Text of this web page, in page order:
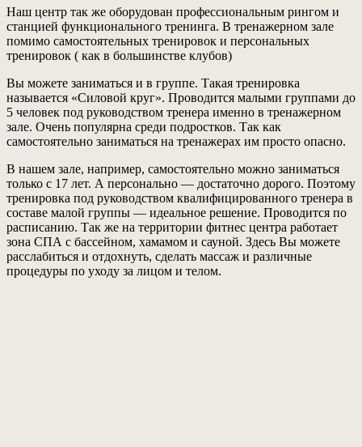
Наш центр так же оборудован профессиональным рингом и
станцией функционального тренинга. В тренажерном зале
помимо самостоятельных тренировок и персональных
тренировок ( как в большинстве клубов)
Вы можете заниматься и в группе. Такая тренировка
называется «Силовой круг». Проводится малыми группами до
5 человек под руководством тренера именно в тренажерном
зале. Очень популярна среди подростков. Так как
самостоятельно заниматься на тренажерах им просто опасно.
В нашем зале, например, самостоятельно можно заниматься
только с 17 лет. А персонально — достаточно дорого. Поэтому
тренировка под руководством квалифицированного тренера в
составе малой группы — идеальное решение. Проводится по
расписанию. Так же на территории фитнес центра работает
зона СПА с бассейном, хамамом и сауной. Здесь Вы можете
расслабиться и отдохнуть, сделать массаж и различные
процедуры по уходу за лицом и телом.